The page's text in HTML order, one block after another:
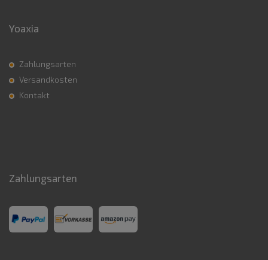
Yoaxia
Zahlungsarten
Versandkosten
Kontakt
Zahlungsarten